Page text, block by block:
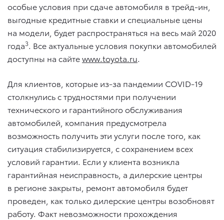
особые условия при сдаче автомобиля в трейд-ин,
выгодные кредитные ставки и специальные цены
на модели, будет распространяться на весь май 2020
года3. Все актуальные условия покупки автомобилей
доступны на сайтеwww.toyota.ru.
Для клиентов, которые из-за пандемии COVID-19
столкнулись с трудностями при получении
технического и гарантийного обслуживания
автомобилей, компания предусмотрела
возможность получить эти услуги после того, как
ситуация стабилизируется, с сохранением всех
условий гарантии. Если у клиента возникла
гарантийная неисправность, а дилерские центры
в регионе закрыты, ремонт автомобиля будет
проведен, как только дилерские центры возобновят
работу. Факт невозможности прохождения